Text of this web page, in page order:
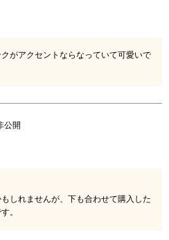
がアクセントならなっていて可愛いで
公開
しれませんが、下も合わせて購入した
。